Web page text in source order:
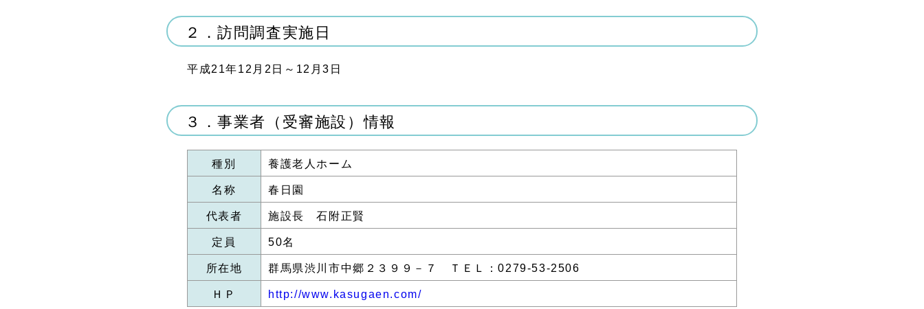
２．訪問調査実施日
平成21年12月2日～12月3日
３．事業者（受審施設）情報
種別 養護老人ホーム
名称 春日園
代表者 施設長 石附正賢
定員 50名
所在地 群馬県渋川市中郷２３９９－７ ＴＥＬ：0279-53-2506
ＨＰ http://www.kasugaen.com/